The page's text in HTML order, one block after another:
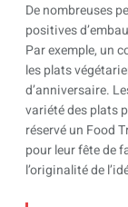
De nombreuses
positives
Par exemple, un
les plats
d’anniversaire.
variété des plats
réservé un Food
pour leur fête de
l’originalité de